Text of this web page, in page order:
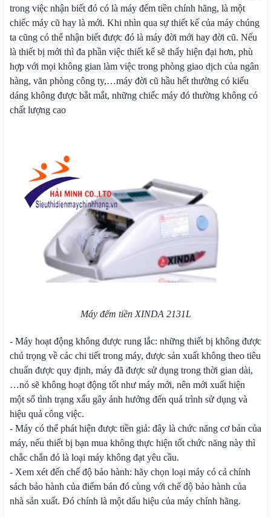
trong việc nhận biết đó có là máy đếm tiền chính hãng, là một
chiếc máy cũ hay là mới. Khi nhìn qua sự thiết kế của máy chúng
ta cũng có thể nhận biết được đó là máy đời mới hay đời cũ. Nếu
là thiết bị mới thì đa phần việc thiết kế sẽ thấy hiện đại hơn, phù
hợp với mọi không gian làm việc trong phòng giao dịch của ngân
hàng, văn phòng công ty,…máy đời cũ hầu hết thường có kiểu
dáng không được bắt mắt, những chiếc máy đó thường không có
chất lượng cao
Máy đếm tiền XINDA 2131L
- Máy hoạt động không được rung lắc: những thiết bị không được
chú trọng về các chi tiết trong máy, được sản xuất không theo tiêu
chuẩn được quy định, máy đã được sử dụng trong thời gian dài,
…nó sẽ không hoạt động tốt như máy mới, nên mới xuất hiện
một số tình trạng xấu gây ảnh hưởng đến quá trình sử dụng và
hiệu quả công việc.
- Máy có thể phát hiện được tiền giả: đây là chức năng cơ bản của
máy, nếu thiết bị bạn mua không thực hiện tốt chức năng này thì
chắc chắn đó là loại máy không đạt yêu cầu.
- Xem xét đến chế độ bảo hành: hãy chọn loại máy có cả chính
sách bảo hành của điểm bán đó cùng với chế độ bảo hành của
nhà sản xuất. Đó chính là một dấu hiệu của máy chính hãng.